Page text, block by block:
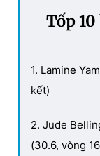
Tốp
1. Lamine
kết)
2. Jude
(30.6, vòng